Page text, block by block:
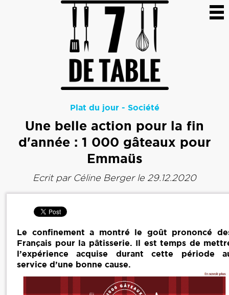
Plat du jour- Société
Une belle action pour la fin
d'année : 1 000 gâteaux pour
Emmaüs
Ecrit par Céline Bergerle 29.12.2020
Le confinement a montré le goût prononcé
Français pour la pâtisserie. Il est temps de
l’expérience acquise durant cette période
service d’une bonne cause.